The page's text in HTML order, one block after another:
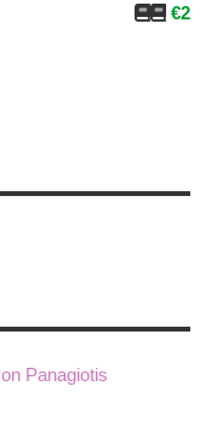
€2
Panagiotis